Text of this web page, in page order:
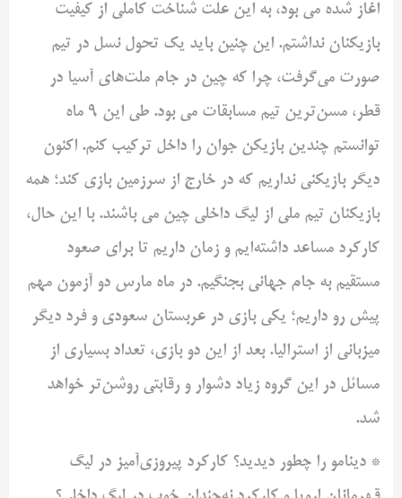
اغاز شده می بود، به این علت شناخت کاملی از کیفیت
بازیکنان نداشتم. این چنین باید یک تحول نسل در تیم
صورت می‌گرفت، چرا که چین در جام ملت‌های آسیا در
قطر، مسن‌ترین تیم مسابقات می بود. طی این ۹ ماه
توانستم چندین بازیکن جوان را داخل ترکیب کنم. اکنون
دیگر بازیکنی نداریم که در خارج از سرزمین بازی کند؛ همه
بازیکنان تیم ملی از لیگ داخلی چین می باشند. با این حال،
کارکرد مساعد داشته‌ایم و زمان داریم تا برای صعود
مستقیم به جام جهانی بجنگیم. در ماه مارس دو آزمون مهم
پیش رو داریم؛ یکی بازی در عربستان سعودی و فرد دیگر
میزبانی از استرالیا. بعد از این دو بازی، تعداد بسیاری از
مسائل در این گروه زیاد دشوار و رقابتی روشن‌تر خواهد
شد.
* دینامو را چطور دیدید؟ کارکرد پیروزی‌آمیز در لیگ